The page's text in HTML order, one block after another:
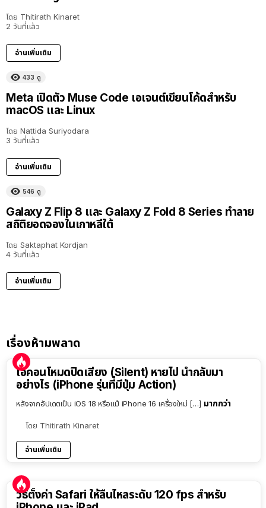
โดย Thitirath Kinaret
2 วันที่แล้ว
อ่านเพิ่มเติม
433 ดู
Meta เปิดตัว Muse Code เอเจนต์เขียนโค้ดสำหรับ
macOS และ Linux
โดย Nattida Suriyodara
3 วันที่แล้ว
อ่านเพิ่มเติม
546 ดู
Galaxy Z Flip 8 และ Galaxy Z Fold 8 Series ทำลาย
สถิติยอดจองในเกาหลีใต้
โดย Saktaphat Kordjan
4 วันที่แล้ว
อ่านเพิ่มเติม
เรื่องห้ามพลาด
ไอคอนโหมดปิดเสียง (Silent) หายไป นำกลับมา
อย่างไร (iPhone รุ่นที่มีปุ่ม Action)
หลังจากอัปเดตเป็น iOS 18 หรือแม้ iPhone 16 เครื่องใหม่ […] มากกว่า
โดย Thitirath Kinaret
อ่านเพิ่มเติม
วิธีตั้งค่า Safari ให้ลื่นไหลระดับ 120 fps สำหรับ